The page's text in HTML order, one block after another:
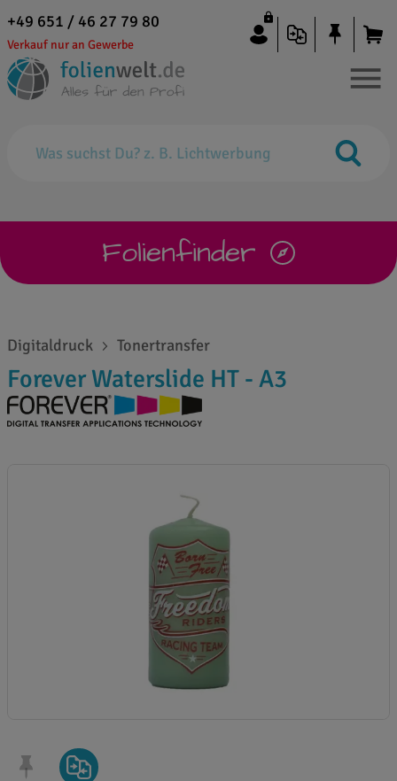
+49 651 / 46 27 79 80
Verkauf nur an Gewerbe
Folienfinder
Digitaldruck Tonertransfer
Forever Waterslide HT - A3